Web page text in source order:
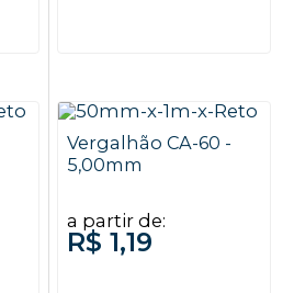
Vergalhão CA-60 -
5,00mm
a partir de:
R$ 1,19